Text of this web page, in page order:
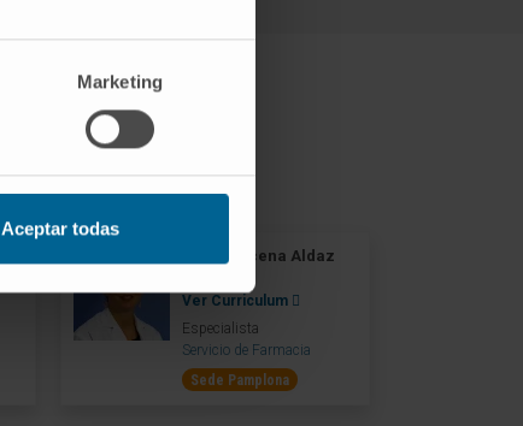
Marketing
Aceptar todas
Dra. Azucena Aldaz
Ver Curriculum
Especialista
Servicio de Farmacia
Sede Pamplona